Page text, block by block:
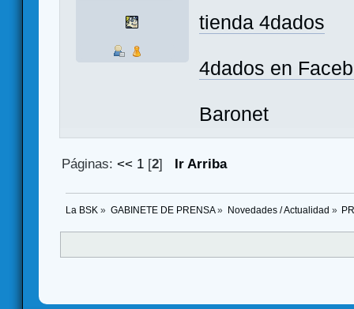
tienda 4dados
4dados en
Baronet
Páginas:<< 1 [2] Ir Arriba
La BSK » GABINETE DE PRENSA» Novedades / Actualidad »